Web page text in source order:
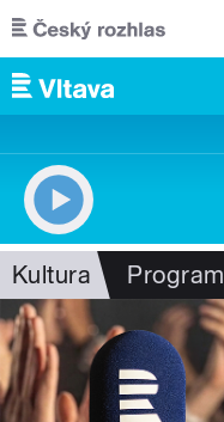
Přejít k hlavnímu obsahu
Kultura Program